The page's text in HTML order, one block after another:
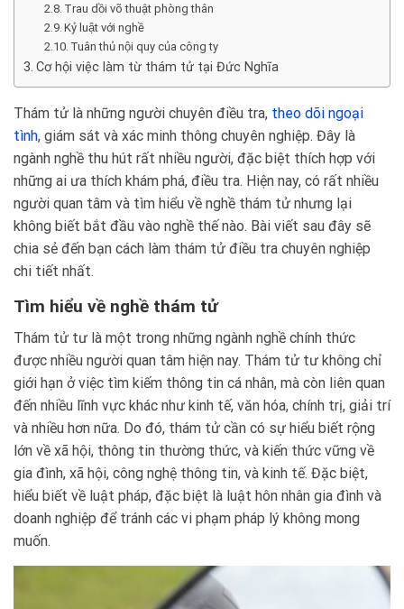
Trau dồi võ thuật phòng thân
Kỷ luật với nghề
Tuân thủ nội quy của công ty
Cơ hội việc làm từ thám tử tại Đức Nghĩa
Thám tử là những người chuyên điều tra, theo dõi ngoại
tình, giám sát và xác minh thông chuyên nghiệp. Đây là
ngành nghề thu hút rất nhiều người, đặc biệt thích hợp với
những ai ưa thích khám phá, điều tra. Hiện nay, có rất nhiều
người quan tâm và tìm hiểu về nghề thám tử nhưng lại
không biết bắt đầu vào nghề thế nào. Bài viết sau đây sẽ
chia sẻ đến bạn cách làm thám tử điều tra chuyên nghiệp
chi tiết nhất.
Tìm hiểu về nghề thám tử
Thám tử tư là một trong những ngành nghề chính thức
được nhiều người quan tâm hiện nay. Thám tử tư không chỉ
giới hạn ở việc tìm kiếm thông tin cá nhân, mà còn liên quan
đến nhiều lĩnh vực khác như kinh tế, văn hóa, chính trị, giải trí
và nhiều hơn nữa. Do đó, thám tử cần có sự hiểu biết rộng
lớn về xã hội, thông tin thường thức, và kiến thức vững về
gia đình, xã hội, công nghệ thông tin, và kinh tế. Đặc biệt,
hiểu biết về luật pháp, đặc biệt là luật hôn nhân gia đình và
doanh nghiệp để tránh các vi phạm pháp lý không mong
muốn.